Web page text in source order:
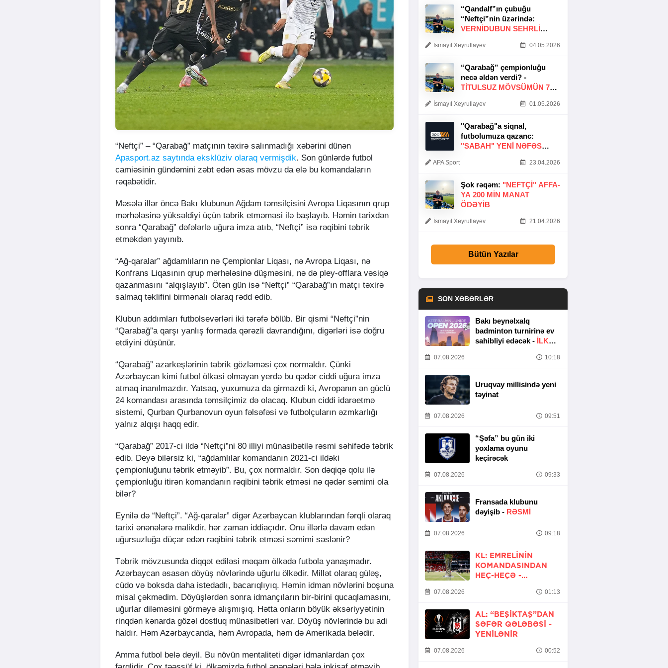
“Neftçi” – “Qarabağ” matçının təxirə salınmadığı xəbərini dünən
Apasport.az saytında eksklüziv olaraq vermişdik. Son günlərdə futbol
camiəsinin gündəmini zəbt edən əsas mövzu da elə bu komandaların
rəqabətidir.
Məsələ illər öncə Bakı klubunun Ağdam təmsilçisini Avropa Liqasının qrup
mərhələsinə yüksəldiyi üçün təbrik etməməsi ilə başlayıb. Həmin tarixdən
sonra “Qarabağ” dəfələrlə uğura imza atıb, “Neftçi” isə rəqibini təbrik
etməkdən yayınıb.
“Ağ-qaralar” ağdamlıların nə Çempionlar Liqası, nə Avropa Liqası, nə
Konfrans Liqasının qrup mərhələsinə düşməsini, nə də pley-offlara vəsiqə
qazanmasını “alqışlayıb”. Ötən gün isə “Neftçi” “Qarabağ”ın matçı təxirə
salmaq təklifini birmənalı olaraq rədd edib.
Klubun addımları futbolsevərləri iki tərəfə bölüb. Bir qismi “Neftçi”nin
“Qarabağ”a qarşı yanlış formada qərəzli davrandığını, digərləri isə doğru
etdiyini düşünür.
“Qarabağ” azarkeşlərinin təbrik gözləməsi çox normaldır. Çünki
Azərbaycan kimi futbol ölkəsi olmayan yerdə bu qədər ciddi uğura imza
atmaq inanılmazdır. Yatsaq, yuxumuza da girməzdi ki, Avropanın ən güclü
24 komandası arasında təmsilçimiz də olacaq. Klubun ciddi idarəetmə
sistemi, Qurban Qurbanovun oyun fəlsəfəsi və futbolçuların əzmkarlığı
yalnız alqışı haqq edir.
“Qarabağ” 2017-ci ildə “Neftçi”ni 80 illiyi münasibətilə rəsmi səhifədə təbrik
edib. Deyə bilərsiz ki, “ağdamlılar komandanın 2021-ci ildəki
çempionluğunu təbrik etməyib”. Bu, çox normaldır. Son dəqiqə qolu ilə
çempionluğu itirən komandanın rəqibini təbrik etməsi nə qədər səmimi ola
bilər?
Eynilə də “Neftçi”. “Ağ-qaralar” digər Azərbaycan klublarından fərqli olaraq
tarixi ənənələrə malikdir, hər zaman iddiaçıdır. Onu illərlə davam edən
uğursuzluğa düçar edən rəqibini təbrik etməsi səmimi səslənir?
Təbrik mövzusunda diqqət ediləsi məqam ölkədə futbola yanaşmadır.
Azərbaycan əsasən döyüş növlərində uğurlu ölkədir. Millət olaraq güləş,
cüdo və boksda daha istedadlı, bacarıqlıyıq. Həmin idman növlərini boşuna
misal çəkmədim. Döyüşlərdən sonra idmançıların bir-birini qucaqlamasını,
uğurlar diləməsini görməyə alışmışıq. Hətta onların böyük əksəriyyətinin
rinqdən kənarda gözəl dostluq münasibətləri var. Döyüş növlərində bu adi
haldır. Həm Azərbaycanda, həm Avropada, həm də Amerikada belədir.
Amma futbol belə deyil. Bu növün mentaliteti digər idmanlardan çox
“Qandalf”ın çubuğu
“Neftçi”nin üzərində:
VERNİDUBUN SEHRLİ
İsmayıl Xeyrullayev 04.05.2026
“Qarabağ” çempionluğu
necə əldən verdi? -
TITULSUZ MÖVSÜMÜN 7
İsmayıl Xeyrullayev 01.05.2026
"Qarabağ"a siqnal,
futbolumuza qazanc:
"SABAH" YENI NƏFƏS
APA Sport 23.04.2026
Şok rəqəm: "NEFTÇI" AFFA-
YA 200 MIN MANAT
ÖDƏYIB
İsmayıl Xeyrullayev 21.04.2026
Bütün Yazılar
SON XƏBƏRLƏR
Bakı beynəlxalq
badminton turnirinə ev
sahibliyi edəcək - İLK
07.08.2026 10:18
Uruqvay millisində yeni
təyinat
07.08.2026 09:51
“Şəfa” bu gün iki
yoxlama oyunu
keçirəcək
07.08.2026 09:33
Fransada klubunu
dəyişib - RƏSMİ
07.08.2026 09:18
KL: EMRELININ
KOMANDASINDAN
HEÇ-HEÇƏ -
07.08.2026 01:13
AL: “BEŞIKTAŞ”DAN
SƏFƏR QƏLƏBƏSI -
YENİLƏNİR
07.08.2026 00:52